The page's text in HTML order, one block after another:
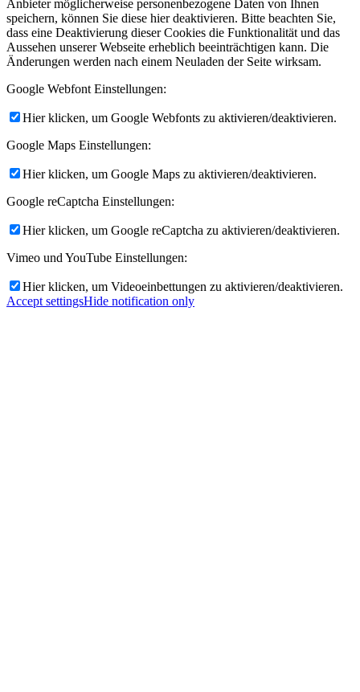
Anbieter möglicherweise personenbezogene Daten von Ihnen
speichern, können Sie diese hier deaktivieren. Bitte beachten Sie,
dass eine Deaktivierung dieser Cookies die Funktionalität und das
Aussehen unserer Webseite erheblich beeinträchtigen kann. Die
Änderungen werden nach einem Neuladen der Seite wirksam.
Google Webfont Einstellungen:
Hier klicken, um Google Webfonts zu aktivieren/deaktivieren.
Google Maps Einstellungen:
Hier klicken, um Google Maps zu aktivieren/deaktivieren.
Google reCaptcha Einstellungen:
Hier klicken, um Google reCaptcha zu aktivieren/deaktivieren.
Vimeo und YouTube Einstellungen:
Hier klicken, um Videoeinbettungen zu aktivieren/deaktivieren.
Accept settingsHide notification only